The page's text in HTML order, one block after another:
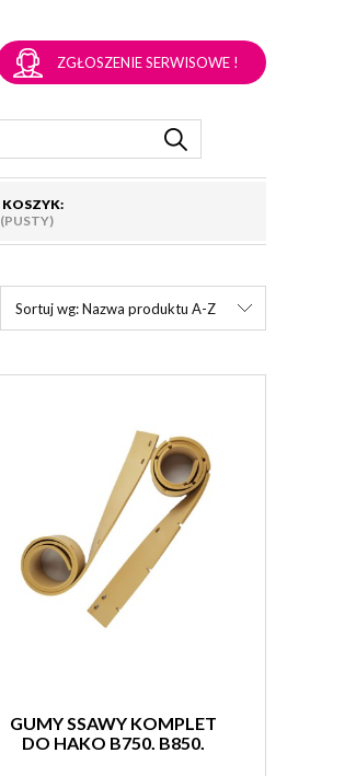
KOSZYK:
(PUSTY)
ZGŁOSZENIE SERWISOWE !
Sortuj wg:Nazwa produktu A-Z
GUMY SSAWY KOMPLET
DO HAKO B750, B850,